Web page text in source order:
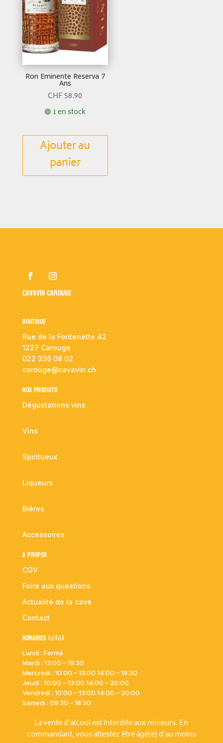
Ron Eminente Reserva 7
Ans
CHF 58.90
🟢 1 en stock
Ajouter au
panier
Cavavin Carouge
Boutique
Rue de la Fontenette 42
1227 Carouge
022 336 08 02
carouge@cavavin.ch
NOS PRODUITS
Dégustations vins
Vins
Spiritueux
Liqueurs
Bières
Accessoires
A propos
CGV
Foire aux questions
Actualité de la cave
Contact
Horaires (été)
Lundi : Fermé
Mardi : 13:00 – 19:30
Mercredi : 10:00 – 13:00 14:00 – 19:30
Jeudi : 10:00 – 13:00 14:00 – 20:00
Vendredi : 10:00 – 13:00 14:00 – 20:00
Samedi : 09:30 – 18:30
La vente d'alcool est interdite aux mineurs. En
commandant, vous attestez être âgé(e) d'au moins